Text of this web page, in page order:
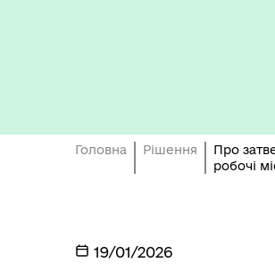
Керівництво та
Головна Рішення
Про
робочі
19/01/2026